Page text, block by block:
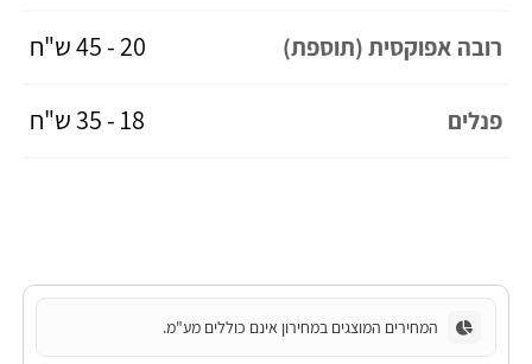
רובה אפוקסית (תוספת) 20 - 45 ש"ח
פנלים 18 - 35 ש"ח
המחירים המוצגים במחירון אינם כוללים מע"מ.